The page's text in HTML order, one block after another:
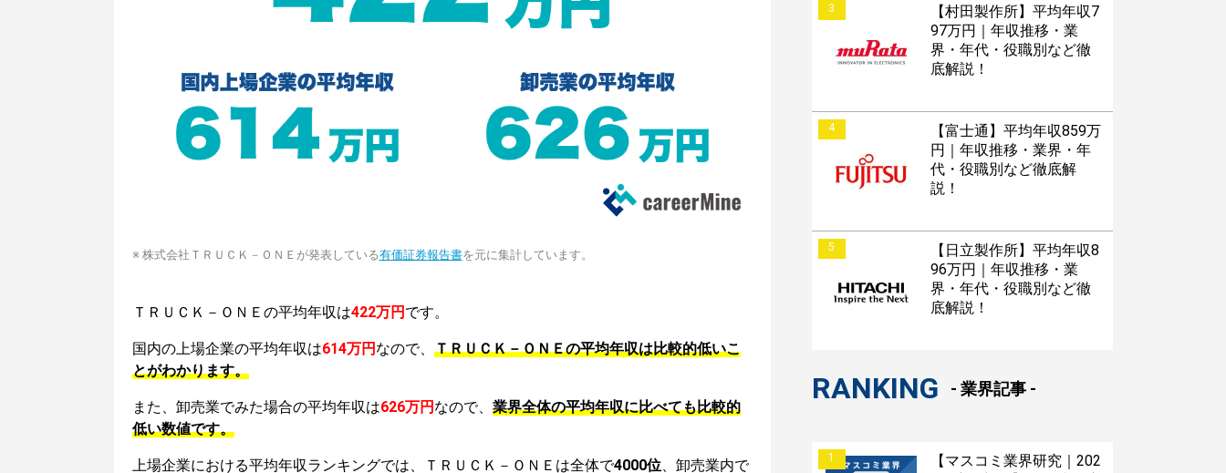
※ 株式会社ＴＲＵＣＫ－ＯＮＥが発表している有価証券報告書を元に集計しています。
ＴＲＵＣＫ－ＯＮＥの平均年収は422万円 です。
国内の上場企業の平均年収は614万円 なので、 ＴＲＵＣＫ－ＯＮＥの平均年収は比較的低いこ
とがわかります。
また、卸売業でみた場合の平均年収は626万円 なので、 業界全体の平均年収に比べても比較的
低い数値です。
上場企業における平均年収ランキングでは、ＴＲＵＣＫ－ＯＮＥは全体で4000位、卸売業内で
3
【村田製作所】平均年収7
97万円｜年収推移・業
界・年代・役職別など徹
底解説！
4
【富士通】平均年収859万
円｜年収推移・業界・年
代・役職別など徹底解
説！
5
【日立製作所】平均年収8
96万円｜年収推移・業
界・年代・役職別など徹
底解説！
RANKING - 業界記事 -
1
【マスコミ業界研究｜202